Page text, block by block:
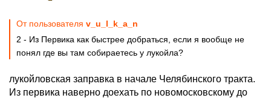
От пользователя v_u_l_k_a_n
2 - Из Первика как быстрее добраться, если я вообще не
понял где вы там собираетесь у лукойла?
лукойловская заправка в начале Челябинского тракта.
Из первика наверно доехать по новомосковскому до